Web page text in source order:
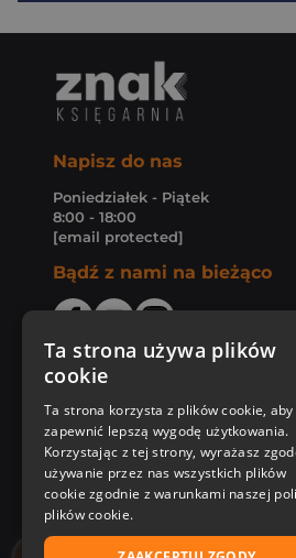
Napisz do nas
Poniedziałek - Piątek
8:00 - 18:00
[email protected]
Bądź z nami na bieżąco
Zakupy u nas
Nasza oferta
Nasi autorzy
Ta strona używa plików
cookie
Ta strona korzysta z plików cookie, aby
zapewnić lepszą wygodę użytkowania.
Korzystając z tej strony, wyrażasz
używanie przez nas wszystkich plików
cookie zgodnie z warunkami naszej
plików cookie.